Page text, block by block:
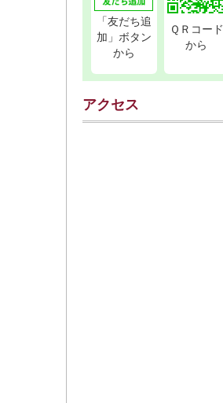
「友だち追
加」ボタン
から
ＱＲコード
から
アクセス